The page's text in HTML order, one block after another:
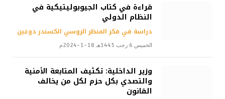
قراءة في كتاب الجيوبوليتيكية في
النظام الدولي
دراسة في فكر المنظر الروسي الكسندر دوغين
الخميس 6 رجب 1445هـ 18-1-2024م
وزير الداخلية: تكثيف المتابعة الأمنية
والتصدي بكل حزم لكل من يخالف
القانون